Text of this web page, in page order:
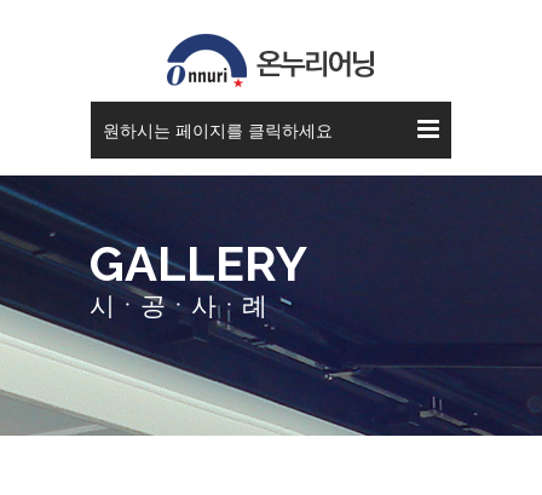
원하시는 페이지를 클릭하세요
GALLERY
시ㆍ공ㆍ사ㆍ례